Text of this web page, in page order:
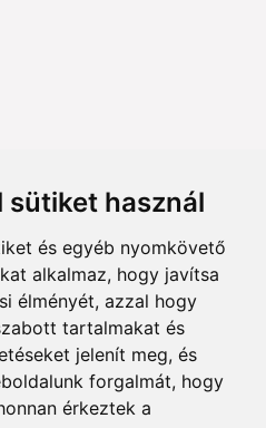
sütiket használ
és egyéb nyomkövető
alkalmaz, hogy javítsa
élményét, azzal hogy
tartalmakat és
jelenít meg, és
forgalmát, hogy
érkeztek a